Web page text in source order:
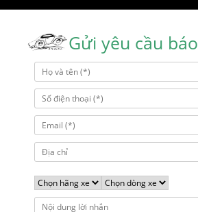
Gửi yêu cầu